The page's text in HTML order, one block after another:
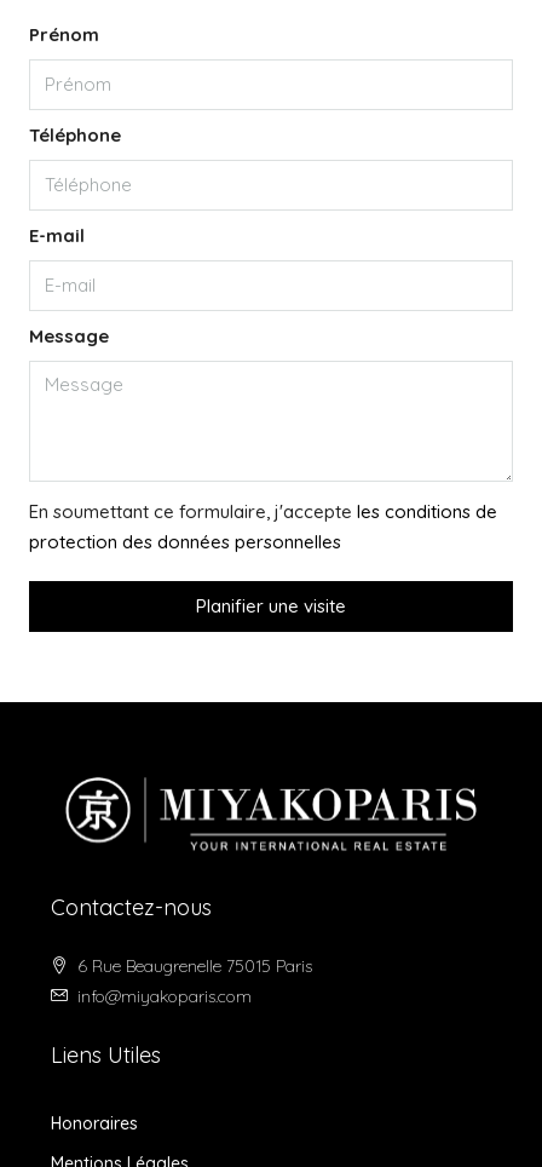
Prénom
Téléphone
E-mail
Message
En soumettant ce formulaire, j'accepte les conditions de
protection des données personnelles
Planifier une visite
Contactez-nous
6 Rue Beaugrenelle 75015 Paris
info@miyakoparis.com
Liens Utiles
Honoraires